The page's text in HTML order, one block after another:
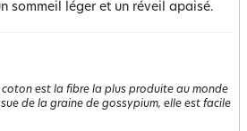
sommeil léger et un réveil apaisé.
coton est la fibre la plus produite au monde
de la graine de gossypium, elle est facile